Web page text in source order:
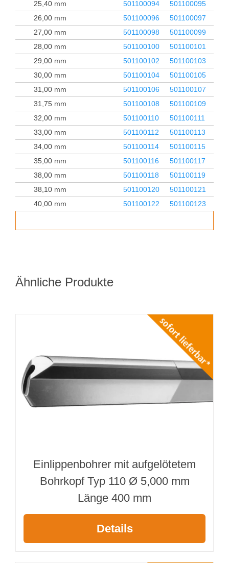
25,40 mm 501100094
501100095
26,00 mm
501100096
501100097
27,00 mm
501100098
501100099
28,00 mm
501100100
501100101
29,00 mm
501100102
501100103
30,00 mm
501100104
501100105
31,00 mm
501100106
501100107
31,75 mm
501100108
501100109
32,00 mm
501100110
501100111
33,00 mm
501100112
501100113
34,00 mm
501100114
501100115
35,00 mm
501100116
501100117
38,00 mm
501100118
501100119
38,10 mm
501100120
501100121
40,00 mm
501100122 501100123
Ähnliche Produkte
Einlippenbohrer mit aufgelötetem
Bohrkopf Typ 110 Ø 5,000 mm
Länge 400 mm
Details